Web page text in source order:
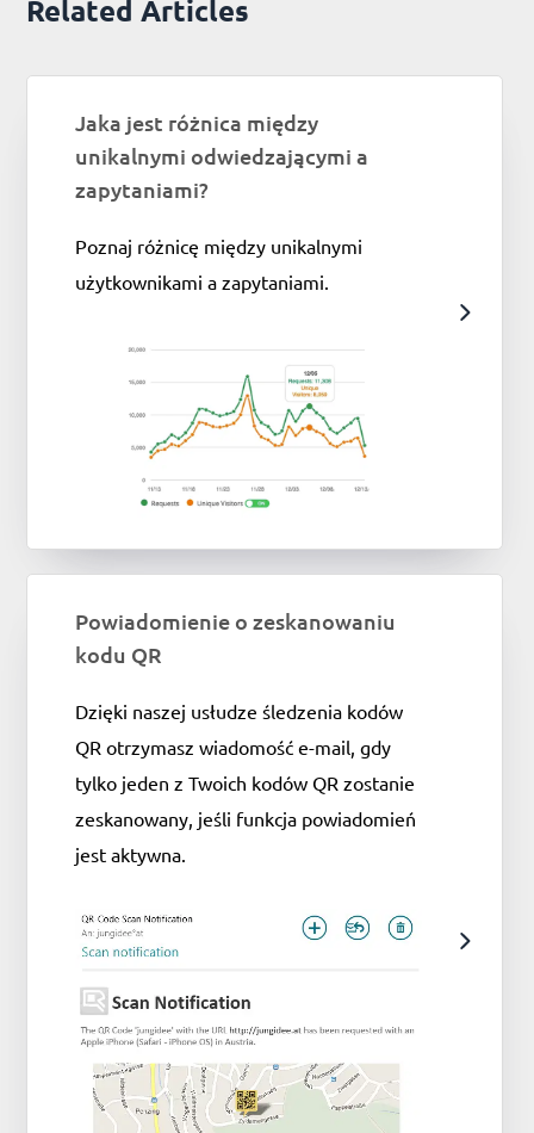
Related Articles
Jaka jest różnica między
unikalnymi odwiedzającymi a
zapytaniami?
Poznaj różnicę między unikalnymi
użytkownikami a zapytaniami.
Powiadomienie o zeskanowaniu
kodu QR
Dzięki naszej usłudze śledzenia kodów
QR otrzymasz wiadomość e-mail, gdy
tylko jeden z Twoich kodów QR zostanie
zeskanowany, jeśli funkcja powiadomień
jest aktywna.